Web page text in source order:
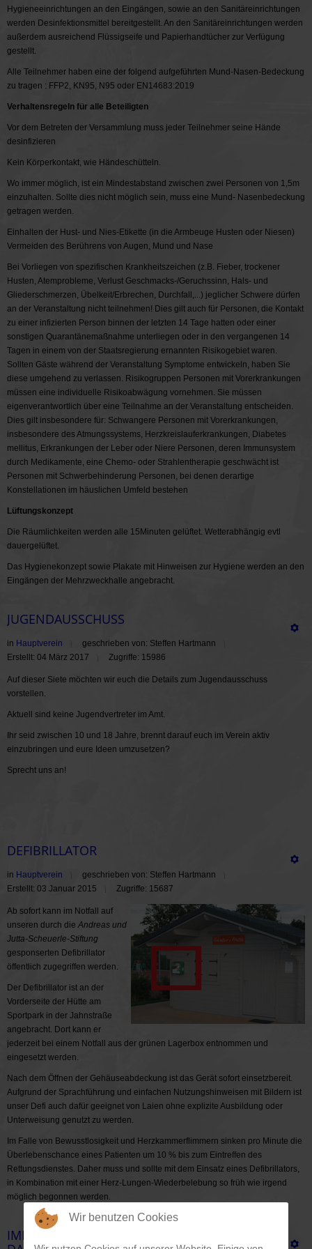
Hygieneeinrichtungen an den Eingängen, sowie an den Sanitäreinrichtungen
werden Desinfektionsmittel bereitgestellt. An den Sanitäreinrichtungen werden
außerdem ausreichend Flüssigseife und Papierhandtücher zur Verfügung
gestellt.
Alle Teilnehmer haben eine der folgend aufgeführten Mund-Nasen-Bedeckung
zu tragen : FFP2, KN95, N95 oder EN14683:2019
Verhaltensregeln für alle Beteiligten
Vor dem Betreten der Versammlung muss jeder Teilnehmer seine Hände
desinfizieren
Kein Körperkontakt, wie Händeschütteln.
Wo immer möglich, ist ein Mindestabstand zwischen zwei Personen von 1,5m
einzuhalten. Sollte dies nicht möglich sein, muss eine Mund- Nasenbedeckung
getragen werden.
Einhalten der Hust- und Nies-Etikette (in die Armbeuge Husten oder Niesen)
Vermeiden des Berührens von Augen, Mund und Nase
Bei Vorliegen von spezifischen Krankheitszeichen (z.B. Fieber, trockener
Husten, Atemprobleme, Verlust Geschmacks-/Geruchssinn, Hals- und
Gliederschmerzen, Übelkeit/Erbrechen, Durchfall,...) jeglicher Schwere dürfen
an der Veranstaltung nicht teilnehmen! Dies gilt auch für Personen, die Kontakt
zu einer infizierten Person binnen der letzten 14 Tage hatten oder einer
sonstigen Quarantänemaßnahme unterliegen oder in den vergangenen 14
Tagen in einem von der Staatsregierung ernannten Risikogebiet waren.
Sollten Gäste während der Veranstaltung Symptome entwickeln, haben Sie
diese umgehend zu verlassen. Risikogruppen Personen mit Vorerkrankungen
müssen eine individuelle Risikoabwägung vornehmen. Sie müssen
eigenverantwortlich über eine Teilnahme an der Veranstaltung entscheiden.
Dies gilt insbesondere für: Schwangere Personen mit Vorerkrankungen,
insbesondere des Atmungssystems, Herzkreislauferkrankungen, Diabetes
mellitus, Erkrankungen der Leber oder Niere Personen, deren Immunsystem
durch Medikamente, eine Chemo- oder Strahlentherapie geschwächt ist
Personen mit Schwerbehinderung Personen, bei denen derartige
Konstellationen im häuslichen Umfeld bestehen
Lüftungskonzept
Die Räumlichkeiten werden alle 15Minuten gelüftet. Wetterabhängig evtl
dauergelüftet.
Das Hygienekonzept sowie Plakate mit Hinweisen zur Hygiene werden an den
Eingängen der Mehrzweckhalle angebracht.
JUGENDAUSSCHUSS
in Hauptverein
geschrieben von: Steffen Hartmann
Erstellt: 04 März 2017
Zugriffe: 15986
Auf dieser Siete möchten wir euch die Details zum Jugendausschuss
vorstellen.
Aktuell sind keine Jugendvertreter im Amt.
Ihr seid zwischen 10 und 18 Jahre, brennt darauf euch im Verein aktiv
einzubringen und eure Ideen umzusetzen?
Sprecht uns an!
DEFIBRILLATOR
in Hauptverein
geschrieben von: Steffen Hartmann
Erstellt: 03 Januar 2015
Zugriffe: 15687
Ab sofort kann im Notfall auf
unseren durch die Andreas und
Jutta-Scheuerle-Stiftung
gesponserten Defibrillator
öffentlich zugegriffen werden.
Der Defibrillator ist an der
Vorderseite der Hütte am
Sportpark in der Jahnstraße
angebracht. Dort kann er
jederzeit bei einem Notfall aus der grünen Lagerbox entnommen und
eingesetzt werden.
Nach dem Öffnen der Gehäuseabdeckung ist das Gerät sofort einsetzbereit.
Aufgrund der Sprachführung und einfachen Nutzungshinweisen mit Bildern ist
unser Defi auch dafür geeignet von Laien ohne explizite Ausbildung oder
Unterweisung genutzt zu werden.
Im Falle von Bewusstlosigkeit und Herzkammerflimmern sinken pro Minute die
Überlebenschance eines Patienten um 10 % bis zum Eintreffen des
Rettungsdienstes. Daher muss und sollte mit dem Einsatz eines Defibrillators,
in Kombination mit einer Herz-Lungen-Wiederbelebung so früh wie irgend
möglich begonnen werden.
IMPRESSUM UND
Wir benutzen Cookies